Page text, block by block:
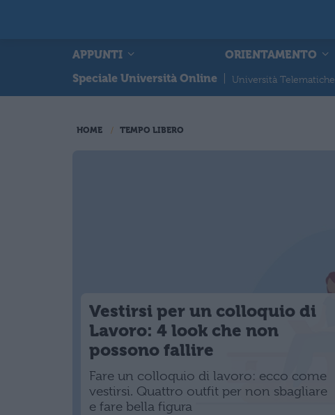
APPUNTI ORIENTAMENTO
Speciale Università Online
Università Telematiche
HOME TEMPO LIBERO
Vestirsi per un colloquio di
Lavoro: 4 look che non
possono fallire
Fare un colloquio di lavoro: ecco come
vestirsi. Quattro outfit per non sbagliare
e fare bella figura